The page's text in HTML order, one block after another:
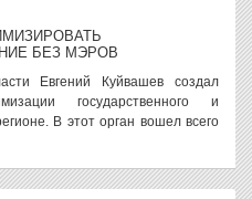
БЕЗ МЭРОВ
Евгений Куйвашев создал
государственного и
В этот орган вошел всего